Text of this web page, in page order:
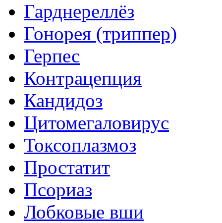
Гарднереллёз
Гонорея (триппер)
Герпес
Контрацепция
Кандидоз
Цитомегаловирус
Токсоплазмоз
Простатит
Псориаз
Лобковые вши